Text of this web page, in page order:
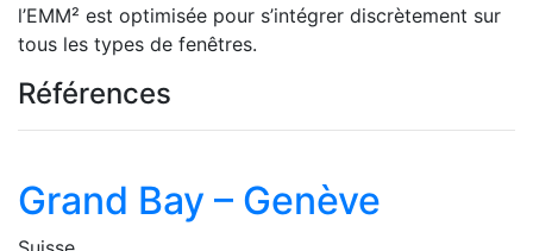
l’EMM² est optimisée pour s’intégrer discrètement sur
tous les types de fenêtres.
Références
Grand Bay – Genève